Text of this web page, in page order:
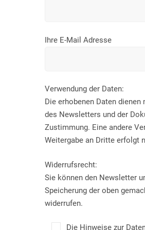
Ihre E-Mail Adresse
Verwendung der Daten:
Die erhobenen Daten dienen
des Newsletters und der
Zustimmung. Eine andere
Weitergabe an Dritte erfolgt
Widerrufsrecht:
Sie können den Newsletter
Speicherung der oben
widerrufen.
Die Hinweise zur